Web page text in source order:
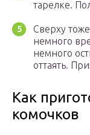
тарелке.
Сверху
немного
немного
оттаять.
Как
комочков